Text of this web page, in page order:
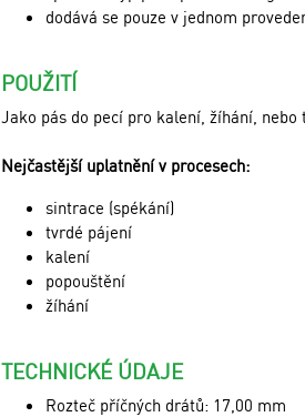
dodává se pouze v jednom
POUŽITÍ
Jako pás do pecí pro kalení, žíhání, nebo
Nejčastější uplatnění v procesech:
sintrace (spékání)
tvrdé pájení
kalení
popouštění
žíhání
TECHNICKÉ ÚDAJE
Rozteč příčných drátů: 17,00 mm